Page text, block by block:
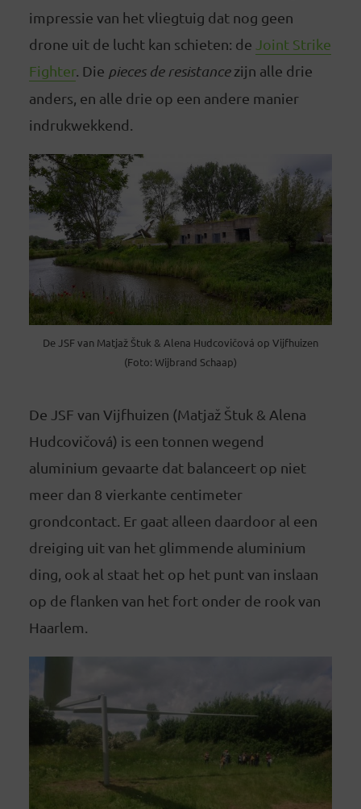
impressie van het vliegtuig dat nog geen
drone uit de lucht kan schieten: de Joint Strike
Fighter. Die pieces de resistancezijn alle drie
anders, en alle drie op een andere manier
indrukwekkend.
De JSF van Matjaž Štuk & Alena Hudcovičová op Vijfhuizen
(Foto: Wijbrand Schaap)
De JSF van Vijfhuizen (Matjaž Štuk & Alena
Hudcovičová) is een tonnen wegend
aluminium gevaarte dat balanceert op niet
meer dan 8 vierkante centimeter
grondcontact. Er gaat alleen daardoor al een
dreiging uit van het glimmende aluminium
ding, ook al staat het op het punt van inslaan
op de flanken van het fort onder de rook van
Haarlem.